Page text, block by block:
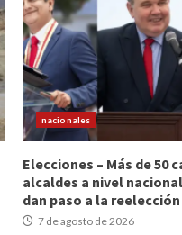
nacionales
Elecciones – Más de 50
alcaldes a nivel
dan paso a la
7 de agosto de 2026